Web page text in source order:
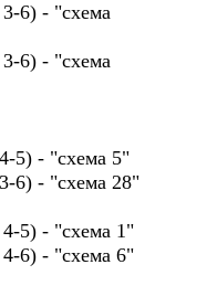
6) - "схема
6) - "схема
5) - "схема 5"
6) - "схема 28"
5) - "схема 1"
6) - "схема 6"